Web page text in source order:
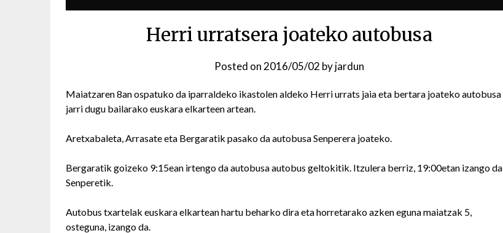
Herri urratsera joateko autobusa
Posted on 2016/05/02 byjardun
Maiatzaren 8an ospatuko da iparraldeko ikastolen aldeko Herri urrats jaia eta bertara joateko autobusa
jarri dugu bailarako euskara elkarteen artean.
Aretxabaleta, Arrasate eta Bergaratik pasako da autobusa Senperera joateko.
Bergaratik goizeko 9:15ean irtengo da autobusa autobus geltokitik. Itzulera berriz, 19:00etan izango da
Senperetik.
Autobus txartelak euskara elkartean hartu beharko dira eta horretarako azken eguna maiatzak 5,
osteguna, izango da.